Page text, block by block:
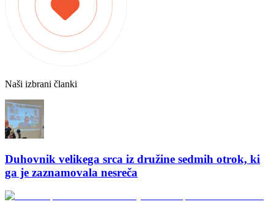
Naši izbrani članki
Duhovnik velikega srca iz družine sedmih otrok, ki
ga je zaznamovala nesreča